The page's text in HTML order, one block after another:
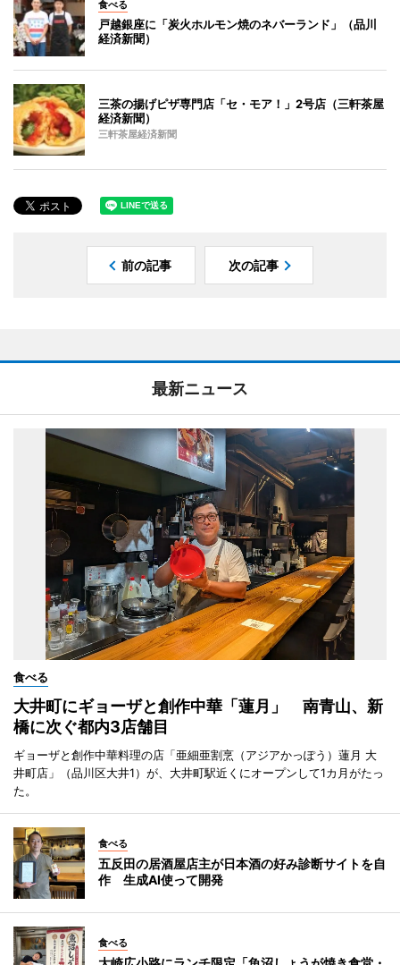
食べる
戸越銀座に「炭火ホルモン焼のネバーランド」（品川
経済新聞）
三茶の揚げピザ専門店「セ・モア！」2号店（三軒茶屋
経済新聞）
三軒茶屋経済新聞
前の記事 次の記事
最新ニュース
食べる
大井町にギョーザと創作中華「蓮月」 南青山、新
橋に次ぐ都内3店舗目
ギョーザと創作中華料理の店「亜細亜割烹（アジアかっぽう）蓮月 大
井町店」（品川区大井1）が、大井町駅近くにオープンして1カ月がたっ
た。
食べる
五反田の居酒屋店主が日本酒の好み診断サイトを自
作 生成AI使って開発
食べる